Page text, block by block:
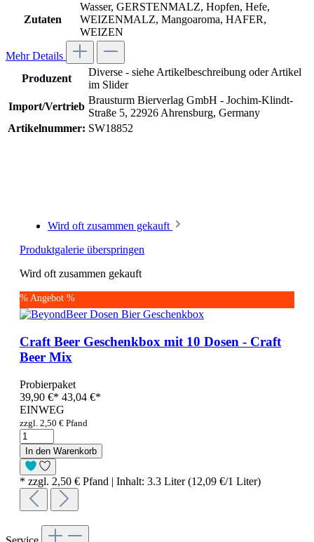
Zutaten
Wasser, GERSTENMALZ, Hopfen, Hefe,
WEIZENMALZ, Mangoaroma, HAFER,
WEIZEN
Mehr Details
Produzent
Diverse - siehe Artikelbeschreibung oder Artikel
im Slider
Import/Vertrieb
Brausturm Bierverlag GmbH - Jochim-Klindt-
Straße 5, 22926 Ahrensburg, Germany
Artikelnummer: SW18852
Wird oft zusammen gekauft
Produktgalerie überspringen
Wird oft zusammen gekauft
% Angebot %
Craft Beer Geschenkbox mit 10 Dosen - Craft
Beer Mix
Probierpaket
39,90 €* 43,04 €*
EINWEG
zzgl. 2,50 € Pfand
In den Warenkorb
* zzgl. 2,50 € Pfand | Inhalt: 3.3 Liter (12,09 €/1 Liter)